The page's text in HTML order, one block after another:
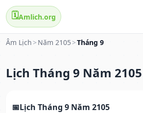
🗓️Amlich.org
Âm Lịch > Năm 2105 >Tháng 9
Lịch Tháng 9 Năm 2105
Lịch Tháng 9 Năm 2105